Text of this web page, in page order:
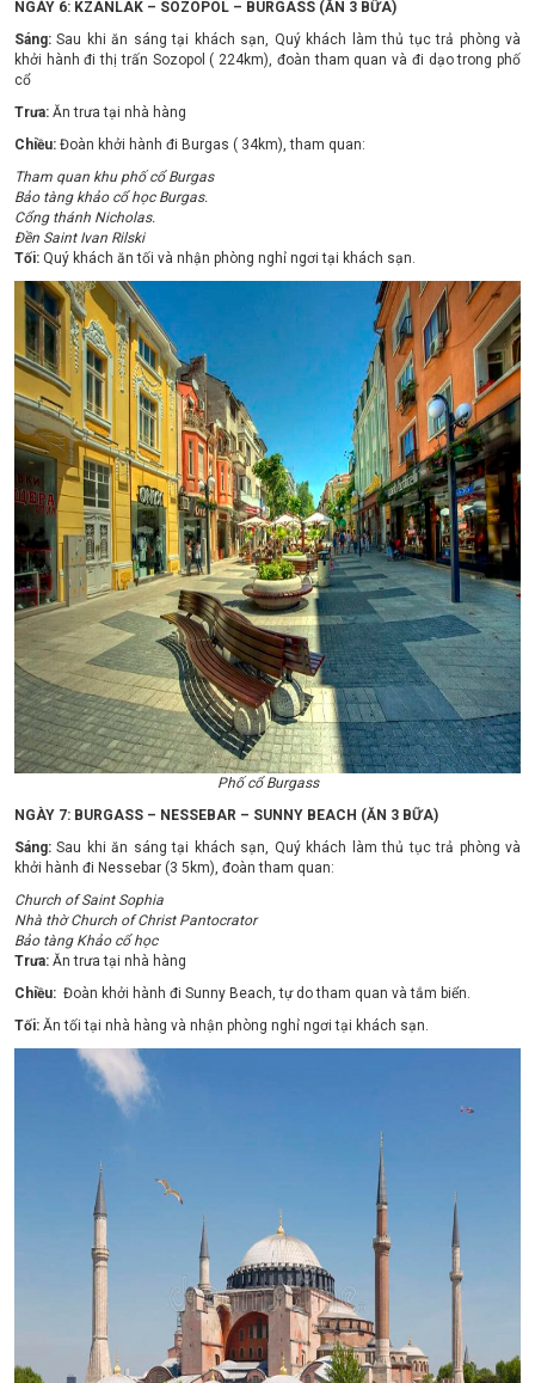
NGÀY 6: KZANLAK – SOZOPOL – BURGASS (ĂN 3 BỮA)
Sáng: Sau khi ăn sáng tại khách sạn, Quý khách làm thủ tục trả phòng và
khởi hành đi thị trấn Sozopol ( 224km), đoàn tham quan và đi dạo trong phố
cổ
Trưa: Ăn trưa tại nhà hàng
Chiều: Đoàn khởi hành đi Burgas ( 34km), tham quan:
Tham quan khu phố cổ Burgas
Bảo tàng khảo cổ học Burgas.
Cổng thánh Nicholas.
Đền Saint Ivan Rilski
Tối: Quý khách ăn tối và nhận phòng nghỉ ngơi tại khách sạn.
Phố cổ Burgass
NGÀY 7: BURGASS – NESSEBAR – SUNNY BEACH (ĂN 3 BỮA)
Sáng: Sau khi ăn sáng tại khách sạn, Quý khách làm thủ tục trả phòng và
khởi hành đi Nessebar (3 5km), đoàn tham quan:
Church of Saint Sophia
Nhà thờ Church of Christ Pantocrator
Bảo tàng Khảo cổ học
Trưa: Ăn trưa tại nhà hàng
Chiều: Đoàn khởi hành đi Sunny Beach, tự do tham quan và tắm biển.
Tối: Ăn tối tại nhà hàng và nhận phòng nghỉ ngơi tại khách sạn.